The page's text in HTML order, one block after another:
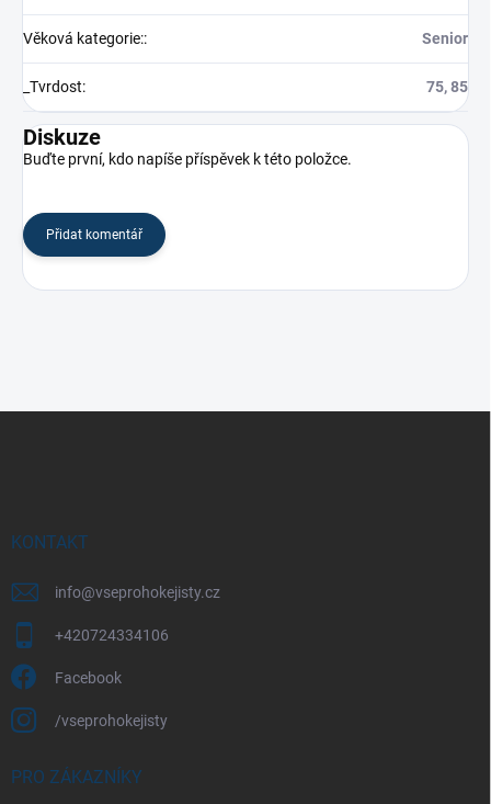
Věková kategorie:: Senior
_Tvrdost: 75, 85
Diskuze
Buďte první, kdo napíše příspěvek k této položce.
Přidat komentář
KONTAKT
info@vseprohokejisty.cz
+420724334106
Facebook
/vseprohokejisty
PRO ZÁKAZNÍKY